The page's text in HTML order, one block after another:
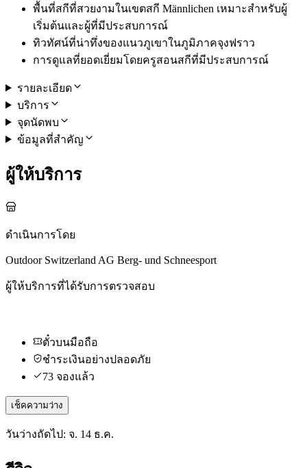
พื้นที่สกีที่สวยงามในเขตสกี Männlichen เหมาะสำหรับผู้
เริ่มต้นและผู้ที่มีประสบการณ์
ทิวทัศน์ที่น่าทึ่งของแนวภูเขาในภูมิภาคจุงฟราว
การดูแลที่ยอดเยี่ยมโดยครูสอนสกีที่มีประสบการณ์
รายละเอียด
บริการ
จุดนัดพบ
ข้อมูลที่สำคัญ
ผู้ให้บริการ
ดำเนินการโดย
Outdoor Switzerland AG Berg- und Schneesport
ผู้ให้บริการที่ได้รับการตรวจสอบ
ตั๋วบนมือถือ
ชำระเงินอย่างปลอดภัย
73 จองแล้ว
เช็คความว่าง
วันว่างถัดไป: จ. 14 ธ.ค.